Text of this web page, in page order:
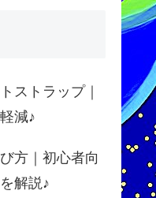
ストラップ｜
減♪
方｜初心者向
解説♪